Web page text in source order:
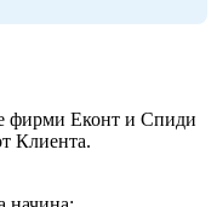
фирми Еконт и Спиди
Клиента.